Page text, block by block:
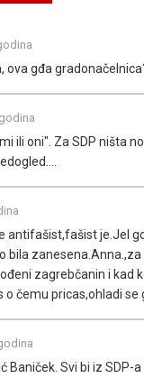
ova gđa
ili oni". Za SDP ništa
antifašist,fašist je.Jel
bila
zagrebčanin i kad
o čemu pricas,ohladi se
Baniček. Svi bi iz SDP-